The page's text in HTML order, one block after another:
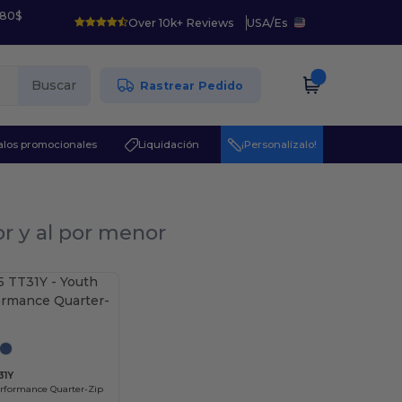
Over 10k+ Reviews USA/Es
Buscar Rastrear Pedido
promocionales Liquidación ¡Personalízalo!
y al por menor
¡Personalízalo!
Quarter-Zip